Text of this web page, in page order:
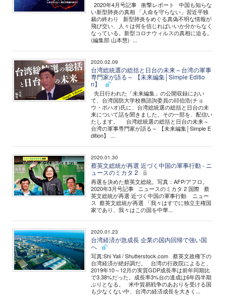
2020年4月号記事 衝撃レポート 中国も知らな
い新型肺炎の真相 「人命を守らない」習近平独
裁の終わり 新型肺炎をめぐる真偽不明な情報が
飛び交い、人々は何を信じればいいか分からなく
なっている。新型コロナウィルスの真相に迫る。
(編集部 山本慧) ...
2020.02.09
台湾総統選の総括と日台の未来～台湾の軍事
専門家が語る～ 【未来編集│Simple Editio
n】
先日行われた「未来編集」の公開収録におい
て、台湾国防大学校務諮詢委員の邱伯浩(チョ
ウ・ボハオ)氏に、台湾総統選の総括と日台の未
来について話を聞きました。その一部を、配信い
たします。 台湾総統選の総括と日台の未来～
台湾の軍事専門家が語る～ 【未来編集│Simple E
dition】 ...
2020.01.30
蔡英文総統が再選 近づく中国の軍事行動 - ニ
ュースのミカタ 2
再選を決めた蔡英文総統。写真：AFP/アフロ。
2020年3月号記事 ニュースのミカタ 2 国際 蔡
英文総統が再選 近づく中国の軍事行動 ニュー
ス 蔡英文総統が再選 「我々はすでに独立主権国
家であり、我々はこの国を中華...
2020.01.23
台湾経済が急成長 企業の国内回帰で強い国
へ
写真:Shi Yali / Shutterstock.com 蔡英文政権下の
台湾経済が絶好調だ。 台湾の行政院によると、
2019年10～12月の実質GDP成長率は前年同期比
で3.38%だった。成長率3%台の達成は6年四半期
ぶりとなる。 米中貿易戦争のあおりを受ける国
も少なくない中、台湾の経済成長を大きく...